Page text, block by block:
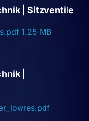
| Sitzventile
1.25 MB
|